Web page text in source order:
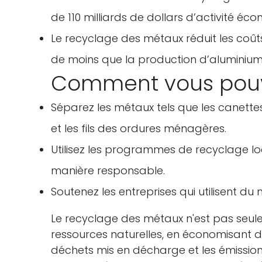
de 110 milliards de dollars d’activité
Le recyclage des métaux réduit les
de moins que la production
Comment vous
Séparez les métaux tels que les
et les fils des ordures ménagères.
Utilisez les programmes de recyclage
manière responsable.
Soutenez les entreprises qui utilisent
Le recyclage des métaux n'est pas
ressources naturelles, en économisant
déchets mis en décharge et les